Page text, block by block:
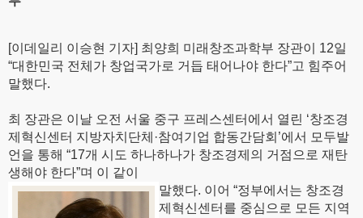
[이데일리 이승현 기자] 최양희 미래창조과학부 장관이 12일
“대한민국 전체가 창업국가로 거듭 태어나야 한다”고 힘주어
말했다.
최 장관은 이날 오전 서울 중구 프레스센터에서 열린 ‘창조경
제혁신센터 지방자치단체·참여기업 합동간담회’에서 모두발
언을 통해 “17개 시도 하나하나가 창조경제의 거점으로 재탄
생해야 한다”며 이 같이
말했다. 이어 “정부에서는 창조경
제혁신센터를 중심으로 모든 지역